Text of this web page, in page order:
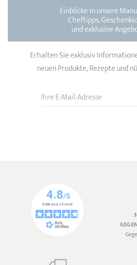
Einblicke in unsere
Cheftipps,
und exklusive
Erhalten Sie exklusiv
neuen Produkte, Rezepte und
Ihre E-Mail-Adresse